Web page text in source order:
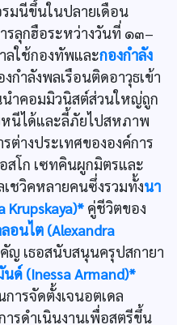
มนีขึ้นในปลายเดือน
รลุกฮือระหว่างวันที่ ๑๓–
ลใช้กองทัพและกองกำลัง
กำลังพลเรือนติดอาวุธเข้า
นำคอมมิวนิสต์ส่วนใหญ่ถูก
นีได้และลี้ภัยไปสหภาพ
ต่างประเทศขององค์การ
สโก เซทคินผูกมิตรและ
ชวิคหลายคนซึ่งรวมทั้งนา
Krupskaya)* คู่ชีวิตของ
อนไต (Alexandra
ญ เธอสนับสนุนครุปสกายา
ด์ (Inessa Armand)*
ารจัดตั้งเจนอตเดล
รดำเนินงานเพื่อสตรีขึ้น